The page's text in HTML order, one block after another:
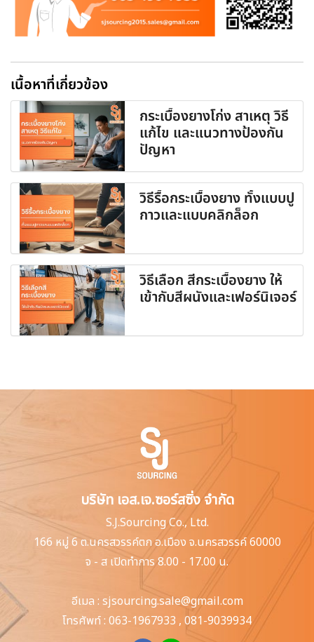
เนื้อหาที่เกี่ยวข้อง
กระเบื้องยางโก่ง สาเหตุ วิธี
แก้ไข และแนวทางป้องกัน
ปัญหา
วิธีรื้อกระเบื้องยาง ทั้งแบบปู
กาวและแบบคลิกล็อก
วิธีเลือก สีกระเบื้องยาง ให้
เข้ากับสีผนังและเฟอร์นิเจอร์
บริษัท เอส.เจ.ซอร์สซิ่ง จำกัด
S.J.Sourcing Co., Ltd.
166 หมู่ 6 ต.นครสวรรค์ตกอ.เมือง จ.นครสวรรค์ 60000
จ - ส เปิดทำการ 8.00 - 17.00 น.
อีเมล : sjsourcing.sale@gmail.com
โทรศัพท์ : 063-1967933 , 081-9039934